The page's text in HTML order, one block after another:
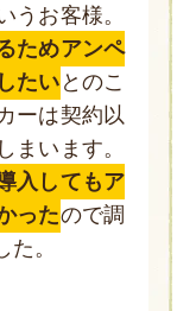
うお客様。
ためアンペ
たい とのこ
ーは契約以
まいます。
入してもア
ったので調
。